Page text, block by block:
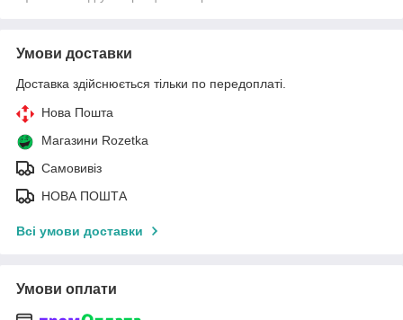
Умови доставки
Доставка здійснюється тільки по передоплаті.
Нова Пошта
Магазини Rozetka
Самовивіз
НОВА ПОШТА
Всі умови доставки
Умови оплати